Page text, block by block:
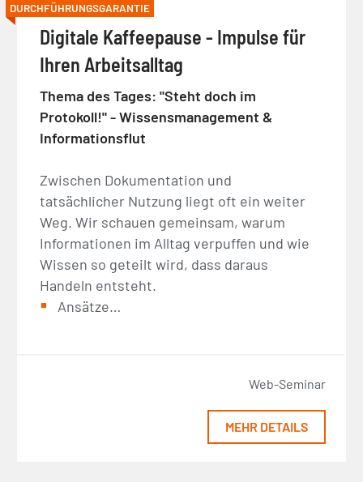
DURCHFÜHRUNGSGARANTIE
Digitale Kaffeepause - Impulse für
Ihren Arbeitsalltag
Thema des Tages: "Steht doch im
Protokoll!" - Wissensmanagement &
Informationsflut
Zwischen Dokumentation und
tatsächlicher Nutzung liegt oft ein weiter
Weg. Wir schauen gemeinsam, warum
Informationen im Alltag verpuffen und wie
Wissen so geteilt wird, dass daraus
Handeln entsteht.
Ansätze…
Web-Seminar
MEHR DETAILS